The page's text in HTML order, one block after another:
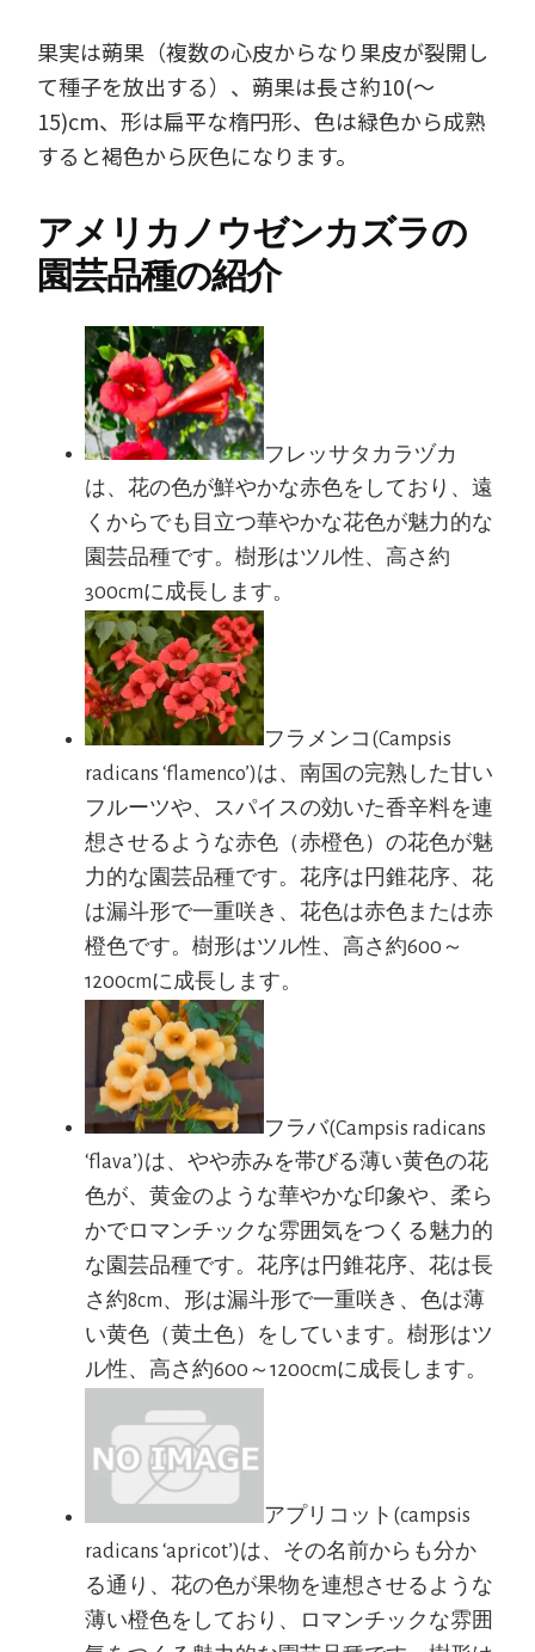
果実は蒴果（複数の心皮からなり果皮が裂開し
て種子を放出する）、蒴果は長さ約10(～
15)cm、形は扁平な楕円形、色は緑色から成熟
すると褐色から灰色になります。
アメリカノウゼンカズラの
園芸品種の紹介
フレッサタカラヅカ
は、花の色が鮮やかな赤色をしており、遠
くからでも目立つ華やかな花色が魅力的な
園芸品種です。樹形はツル性、高さ約
300cmに成長します。
フラメンコ(Campsis
radicans ‘flamenco’)は、南国の完熟した甘い
フルーツや、スパイスの効いた香辛料を連
想させるような赤色（赤橙色）の花色が魅
力的な園芸品種です。花序は円錐花序、花
は漏斗形で一重咲き、花色は赤色または赤
橙色です。樹形はツル性、高さ約600～
1200cmに成長します。
フラバ(Campsis radicans
‘flava’)は、やや赤みを帯びる薄い黄色の花
色が、黄金のような華やかな印象や、柔ら
かでロマンチックな雰囲気をつくる魅力的
な園芸品種です。花序は円錐花序、花は長
さ約8cm、形は漏斗形で一重咲き、色は薄
い黄色（黄土色）をしています。樹形はツ
ル性、高さ約600～1200cmに成長します。
アプリコット(campsis
radicans ‘apricot’)は、その名前からも分か
る通り、花の色が果物を連想させるような
薄い橙色をしており、ロマンチックな雰囲